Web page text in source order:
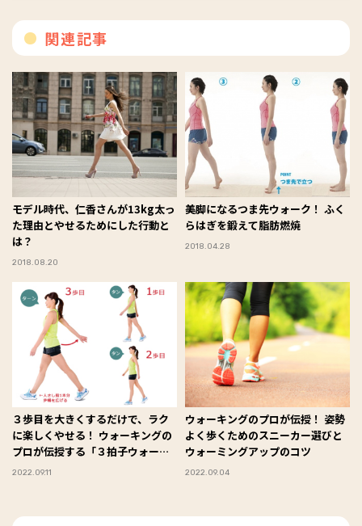
関連記事
モデル時代、仁香さんが13kg太っ
た理由とやせるためにした行動と
は？
2018.08.20
美脚になるつま先ウォーク！ ふく
らはぎを鍛えて脂肪燃焼
2018.04.28
３歩目を大きくするだけで、ラク
に楽しくやせる！ ウォーキングの
プロが伝授する「３拍子ウォー
ク」とは？
2022.09.11
ウォーキングのプロが伝授！ 姿勢
よく歩くためのスニーカー選びと
ウォーミングアップのコツ
2022.09.04